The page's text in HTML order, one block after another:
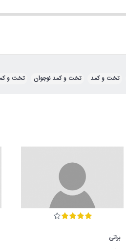
ولی خیلی خوش ساخته اتاق دخترم
تخت ها زیباست ولی من از ان تخت ها می
سفارش تخت مورد درخواست خود میتوانید با
تخت و کمد تخت و کمد نوجوان تخت و
براتی